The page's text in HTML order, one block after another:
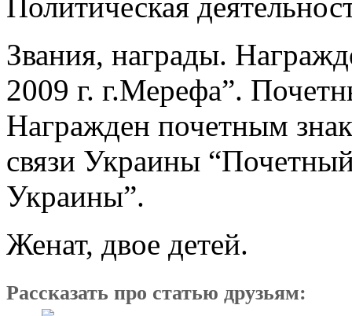
Звания, награды.
2009 г. г.Мерефа”.
Награжден почетным
связи Украины
Украины”.
Женат, двое детей.
Рассказать про статью друзьям: